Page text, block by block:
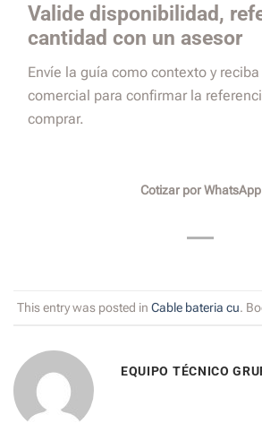
Valide disponibilidad,
cantidad con un asesor
Envíe la guía como contexto y
comercial para confirmar la
comprar.
Cotizar por WhatsApp
This entry was posted in Cable bateria cu.
EQUIPO TÉCNICO